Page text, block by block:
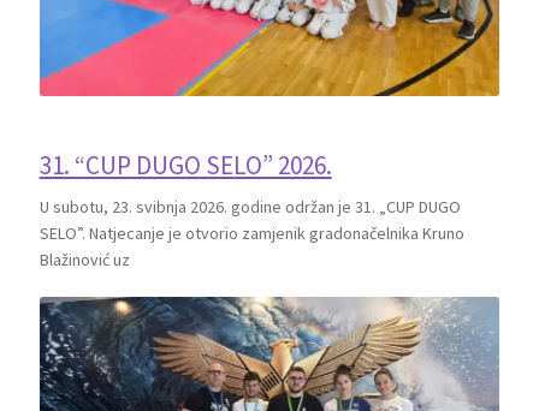
31. “CUP DUGO SELO” 2026.
U subotu, 23. svibnja 2026. godine održan je 31. „CUP DUGO
SELO”. Natjecanje je otvorio zamjenik gradonačelnika Kruno
Blažinović uz